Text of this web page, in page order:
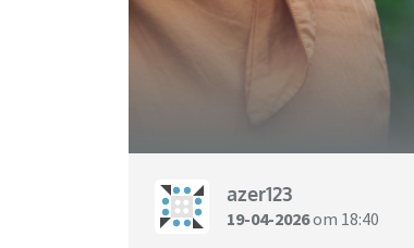
azer123
19-04-2026om 18:40